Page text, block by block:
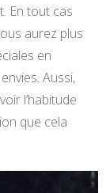
En tout cas
aurez plus
en
Aussi,
l’habitude
que cela